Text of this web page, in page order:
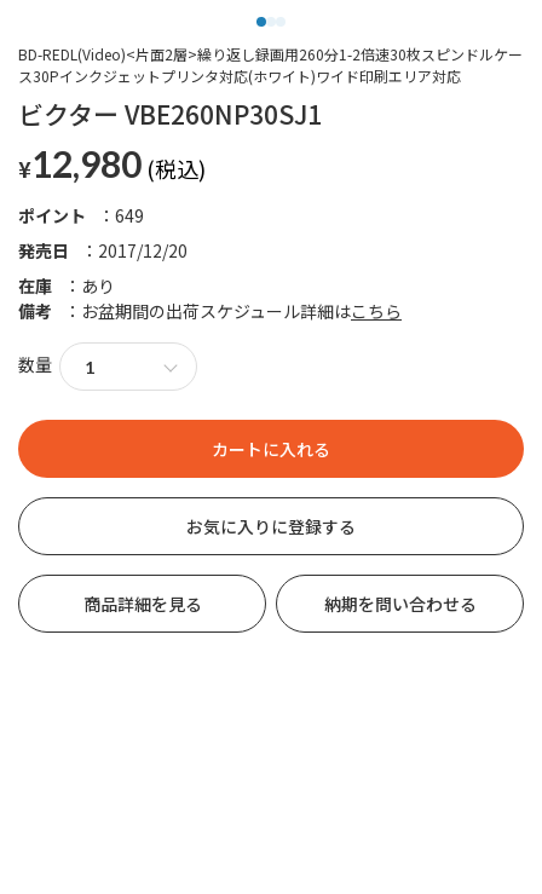
ビクター VBE260NP30SJ1
BD-REDL(Video)<片面2層>繰り返し録画用260分1-2倍速30枚スピンドルケー
ス30Pインクジェットプリンタ対応(ホワイト)ワイド印刷エリア対応
¥12,980
発売日 2017/12/20
ポイント 649
在庫
あり
備考
お盆期間の出荷スケジュール詳細はこちら
数量
お気に入りに登録する
商品詳細を見る 納期を問い合わせる